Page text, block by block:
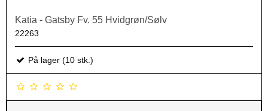
Katia - Gatsby Fv. 55 Hvidgrøn/Sølv
22263
På lager (10 stk.)